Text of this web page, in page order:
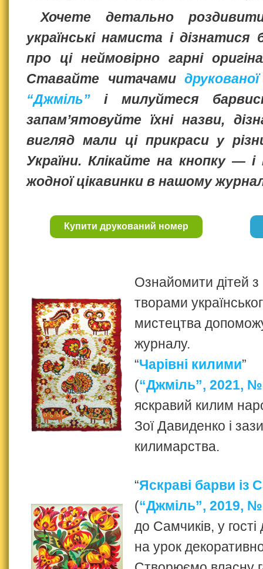
Хочете детально
українські намиста і дізнатися
про ці неймовірно гарні
Ставайте читачами
“Джміль” і милуйтеся
запам’ятовуйте їхні назви,
вигляд мали ці прикраси у
України. Клікайте на кнопку —
жодної цікавинки в нашому
Купити друкований номер
Ознайомити дітей з
творами
мистецтва
журналу.
“Чарівні килими”
(“Джміль”, 2021,
яскравий килим
Зої Давиденко і
килимарства.
“Яскраві барви із
(“Джміль”, 2019,
до Самчиків, у
на урок